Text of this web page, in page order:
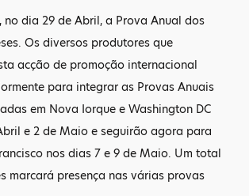
no dia 29 de Abril, a Prova Anual dos
Os diversos produtores que
acção de promoção internacional
para integrar as Provas Anuais
em Nova Iorque e Washington DC
e 2 de Maio e seguirão agora para
nos dias 7 e 9 de Maio. Um total
marcará presença nas várias provas